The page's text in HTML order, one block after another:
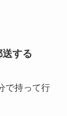
する
で持って行